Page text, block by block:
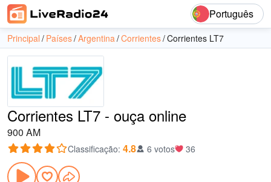
Português
Principal Países Argentina Corrientes Corrientes LT7
Corrientes LT7 - ouça online
900 AM
Classificação: 4.8 6 votos 36